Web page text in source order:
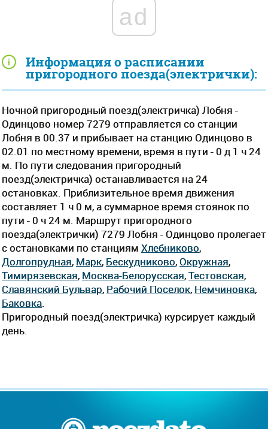
Информация о расписании
пригородного поезда(электрички):
Ночной пригородный поезд(электричка) Лобня -
Одинцово номер 7279 отправляется со станции
Лобня в 00.37 и прибывает на станцию Одинцово в
02.01 по местному времени, время в пути - 0 д 1 ч 24
м. По пути следования пригородный
поезд(электричка) останавливается на 24
остановках. Приблизительное время движения
составляет 1 ч 0 м, а суммарное время стоянок по
пути - 0 ч 24 м. Маршрут пригородного
поезда(электрички) 7279 Лобня - Одинцово пролегает
c остановками по станциям Хлебниково,
Долгопрудная, Марк, Бескудниково,Окружная,
Тимирязевская, Москва-Белорусская,Тестовская,
Славянский Бульвар, Рабочий Поселок, Немчиновка,
Баковка
Пригородный поезд(электричка) курсирует каждый
день.
ad